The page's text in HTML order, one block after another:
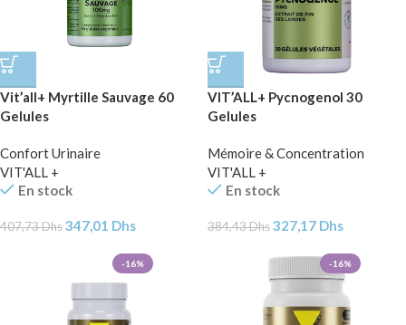
Vit’all+ Myrtille Sauvage 60
Gelules
Confort Urinaire
VIT'ALL +
En stock
407,73Dhs347,01 Dhs
VIT’ALL+ Pycnogenol 30
Gelules
Mémoire & Concentration
VIT'ALL +
En stock
384,43Dhs327,17 Dhs
-16% -16%